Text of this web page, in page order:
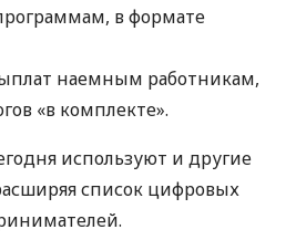
в формате
наемным работникам,
«в комплекте».
используют и другие
список цифровых